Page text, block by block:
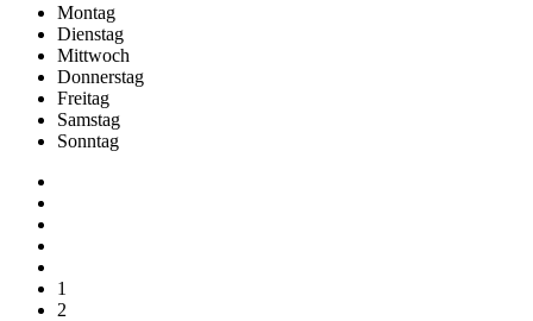
Montag
Dienstag
Mittwoch
Donnerstag
Freitag
Samstag
Sonntag
1
2